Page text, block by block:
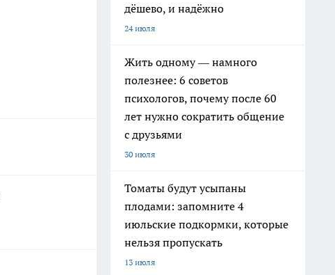
дёшево, и надёжно
24 июля
Жить одному — намного
полезнее: 6 советов
психологов, почему после 60
лет нужно сократить общение
с друзьями
30 июля
Томаты будут усыпаны
плодами: запомните 4
июльские подкормки, которые
нельзя пропускать
13 июля